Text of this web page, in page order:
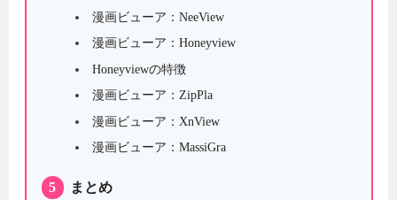
漫画ビューア：NeeView
漫画ビューア：Honeyview
Honeyviewの特徴
漫画ビューア：ZipPla
漫画ビューア：XnView
漫画ビューア：MassiGra
5 まとめ